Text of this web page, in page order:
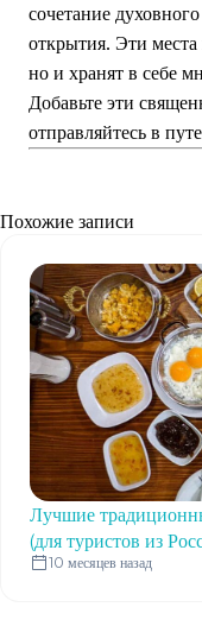
сочетание
открытия. Эти
но и хранят в себе
Добавьте эти
отправляйтесь в
Похожие записи
Лучшие
(для туристов из
10 месяцев назад